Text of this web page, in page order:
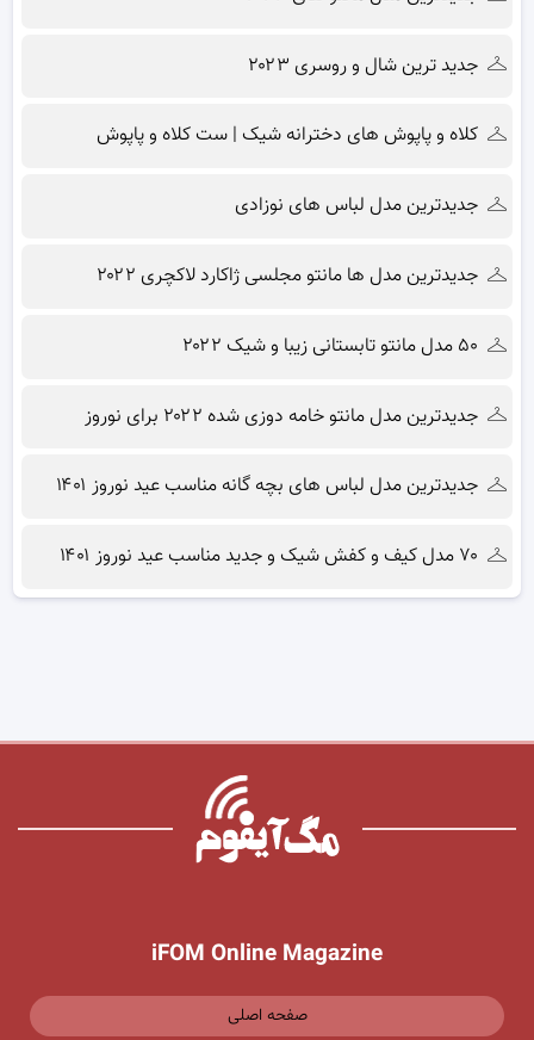
جدید ترین شال و روسری ۲۰۲۳
کلاه و پاپوش های دخترانه شیک | ست کلاه و پاپوش
جدیدترین مدل لباس های نوزادی
جدیدترین مدل ها مانتو مجلسی ژاکارد لاکچری ۲۰۲۲
۵۰ مدل مانتو تابستانی زیبا و شیک ۲۰۲۲
جدیدترین مدل مانتو خامه دوزی شده ۲۰۲۲ برای نوروز
جدیدترین مدل لباس های بچه گانه مناسب عید نوروز ۱۴۰۱
۷۰ مدل کیف و کفش شیک و جدید مناسب عید نوروز ۱۴۰۱
iFOM Online Magazine
صفحه اصلی